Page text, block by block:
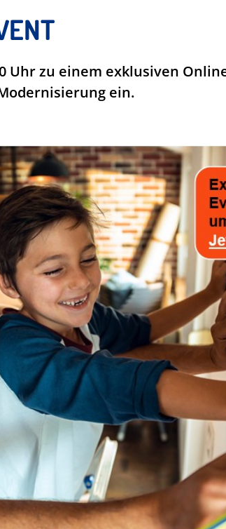
Uhr zu einem exklusiven
ein.